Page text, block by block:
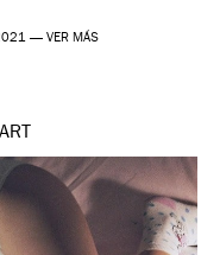
—VER MÁS
ART